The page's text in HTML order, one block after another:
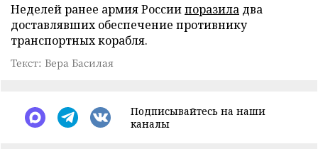
Неделей ранее армия Россиипоразила два
доставлявших обеспечение противнику
транспортных корабля.
Текст: Вера Басилая
Подписывайтесь на наши
каналы